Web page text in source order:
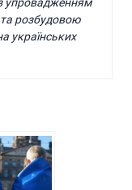
упровадженням
розбудовою
українських